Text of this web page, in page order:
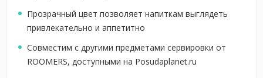
Прозрачный цвет позволяет напиткам выглядеть
привлекательно и аппетитно
Совместим с другими предметами сервировки от
ROOMERS, доступными на Posudaplanet.ru